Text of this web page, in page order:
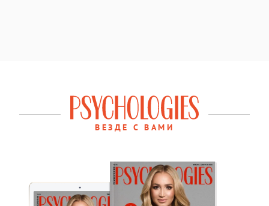
ВЕЗДЕ С ВАМИ